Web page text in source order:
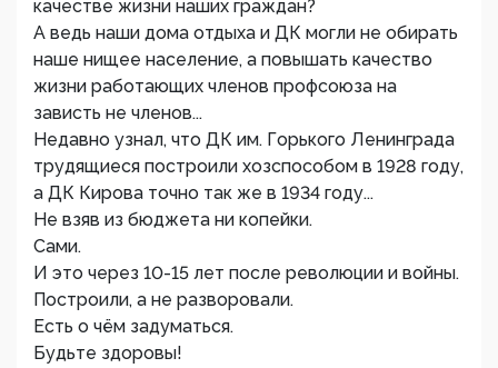
качестве жизни наших граждан?
А ведь наши дома отдыха и ДК могли не обирать
наше нищее население, а повышать качество
жизни работающих членов профсоюза на
зависть не членов...
Недавно узнал, что ДК им. Горького Ленинграда
трудящиеся построили хозспособом в 1928 году,
а ДК Кирова точно так же в 1934 году...
Не взяв из бюджета ни копейки.
Сами.
И это через 10-15 лет после революции и войны.
Построили, а не разворовали.
Есть о чём задуматься.
Будьте здоровы!